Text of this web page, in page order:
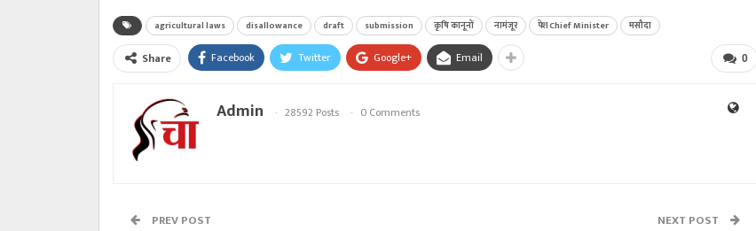
agricultural laws disallowance draft submission कृषि कानूनों नामंजूर पेश Chief Minister मसौदा
0
Share Facebook Twitter Google+ Email
Admin 28592 Posts 0 Comments
PREV POST NEXT POST